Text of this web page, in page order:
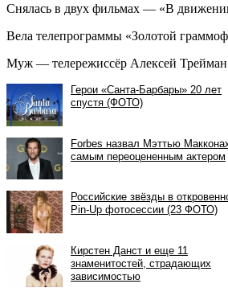
Снялась в двух фильмах — «В
Вела телепрограммы «Золотой
Муж — телережиссёр Алексей